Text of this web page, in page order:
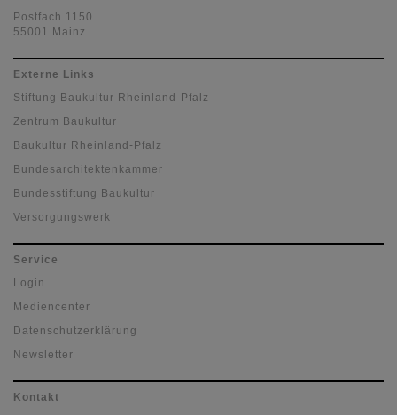
Postfach 1150
55001 Mainz
Externe Links
Stiftung Baukultur Rheinland-Pfalz
Zentrum Baukultur
Baukultur Rheinland-Pfalz
Bundesarchitektenkammer
Bundesstiftung Baukultur
Versorgungswerk
Service
Login
Mediencenter
Datenschutzerklärung
Newsletter
Kontakt